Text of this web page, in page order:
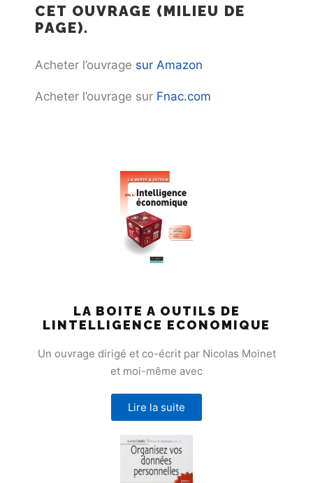
CET OUVRAGE (MILIEU DE
PAGE).
Acheter l’ouvrage sur Amazon
Acheter l’ouvrage sur Fnac.com
LA BOITE A OUTILS DE
LINTELLIGENCE ECONOMIQUE
Un ouvrage dirigé et co-écrit par Nicolas Moinet
et moi-même avec
Lire la suite